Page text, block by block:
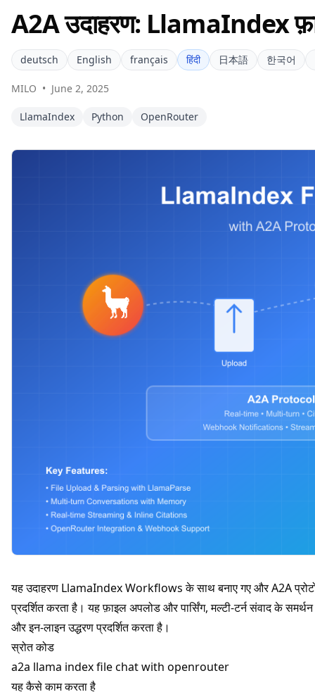
A2A उदाहरण: LlamaIndex
deutsch English français हिंदी 日本語 한국어
MILO • June 2, 2025
LlamaIndex Python OpenRouter
यह उदाहरण LlamaIndex Workflowsके साथ बनाए गए और A2A
प्रदर्शित करता है। यह फ़ाइल अपलोड और पार्सिंग, मल्टी-टर्न संवाद के
और इन-लाइन उद्धरण प्रदर्शित करता है।
स्रोत कोड
a2a llama index file chat with openrouter
यह कैसे काम करता है